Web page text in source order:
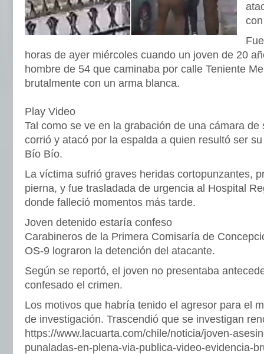
horas de ayer miércoles cuando un joven de 20
hombre de 54 que caminaba por calle Teniente
brutalmente con un arma blanca.
Play Video
Tal como se ve en la grabación de una cámara de
corrió y atacó por la espalda a quien resultó ser
Bío Bío.
La víctima sufrió graves heridas cortopunzantes,
pierna, y fue trasladada de urgencia al Hospital
donde falleció momentos más tarde.
Joven detenido estaría confeso
Carabineros de la Primera Comisaría de
OS-9 lograron la detención del atacante.
Según se reportó, el joven no presentaba
confesado el crimen.
Los motivos que habría tenido el agresor para el
de investigación. Trascendió que se investigan
https://www.lacuarta.com/chile/noticia/joven-
punaladas-en-plena-via-publica-video-evidencia-